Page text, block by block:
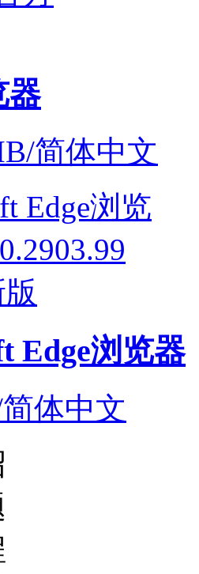
器
简体中文
Edge浏览器
体中文